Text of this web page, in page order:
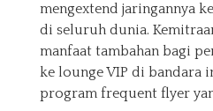
mengextend jaringannya
di seluruh dunia.
manfaat tambahan bagi
ke lounge VIP di bandara
program frequent flyer